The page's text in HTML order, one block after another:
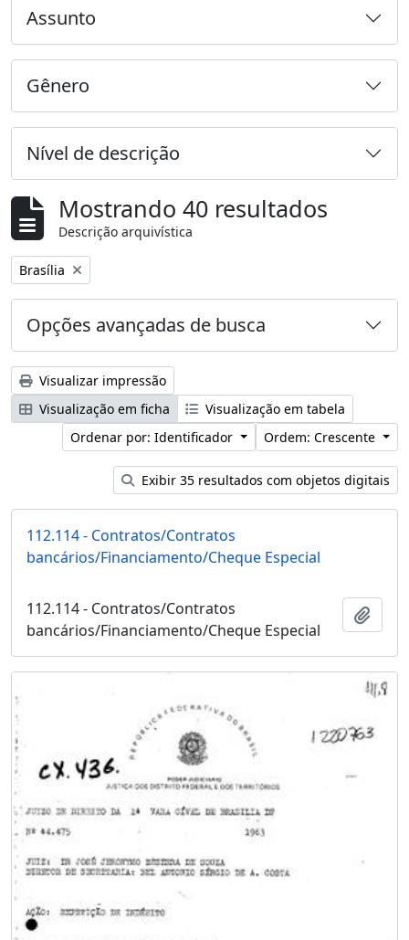
Assunto
Gênero
Nível de descrição
Mostrando 40 resultados
Descrição arquivística
Remover filtro:
Brasília
Opções avançadas de busca
Visualizar impressão
Visualização em ficha
Visualização em tabela
Ordenar por: Identificador
Ordem: Crescente
Exibir 35 resultados com objetos digitais
112.114 - Contratos/Contratos
bancários/Financiamento/Cheque Especial
112.114 - Contratos/Contratos
bancários/Financiamento/Cheque Especial